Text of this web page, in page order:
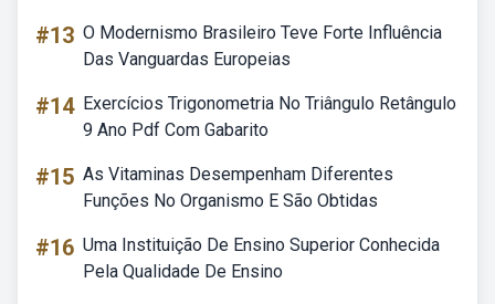
#13 O Modernismo Brasileiro Teve Forte Influência
Das Vanguardas Europeias
#14 Exercícios Trigonometria No Triângulo Retângulo
9 Ano Pdf Com Gabarito
#15 As Vitaminas Desempenham Diferentes
Funções No Organismo E São Obtidas
#16 Uma Instituição De Ensino Superior Conhecida
Pela Qualidade De Ensino